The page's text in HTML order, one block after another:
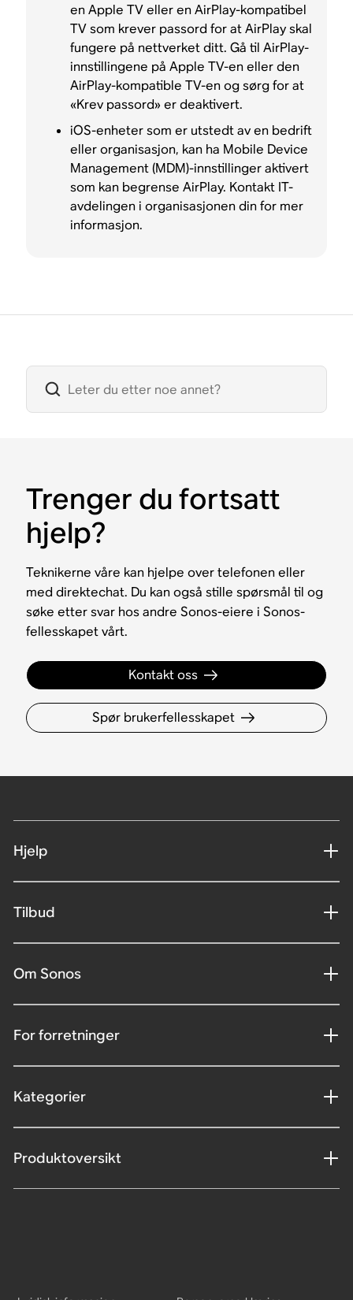
en Apple TV eller en AirPlay-kompatibel
TV som krever passord for at AirPlay skal
fungere på nettverket ditt. Gå til AirPlay-
innstillingene på Apple TV-en eller den
AirPlay-kompatible TV-en og sørg for at
«Krev passord» er deaktivert.
iOS-enheter som er utstedt av en bedrift
eller organisasjon, kan ha Mobile Device
Management (MDM)-innstillinger aktivert
som kan begrense AirPlay. Kontakt IT-
avdelingen i organisasjonen din for mer
informasjon.
Trenger du fortsatt
hjelp?
Teknikerne våre kan hjelpe over telefonen eller
med direktechat. Du kan også stille spørsmål til og
søke etter svar hos andre Sonos-eiere i Sonos-
fellesskapet vårt.
Kontakt oss
Spør brukerfellesskapet
Hjelp
Tilbud
Om Sonos
For forretninger
Kategorier
Produktoversikt